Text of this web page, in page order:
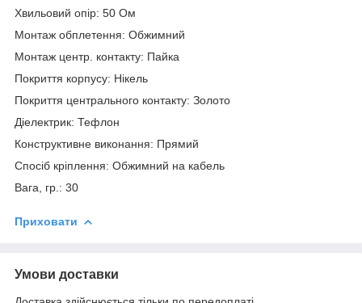
Хвильовий опір: 50 Ом
Монтаж обплетення: Обжимний
Монтаж центр. контакту: Пайка
Покриття корпусу: Нікель
Покриття центрального контакту: Золото
Діелектрик: Тефлон
Конструктивне виконання: Прямий
Спосіб кріплення: Обжимний на кабель
Вага, гр.: 30
Приховати
Умови доставки